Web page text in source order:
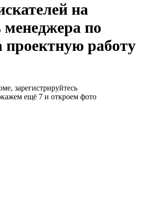
на
по
проектную работу
зарегистрируйтесь
ещё 7 и откроем фото